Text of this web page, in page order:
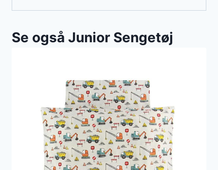
Se også Junior Sengetøj